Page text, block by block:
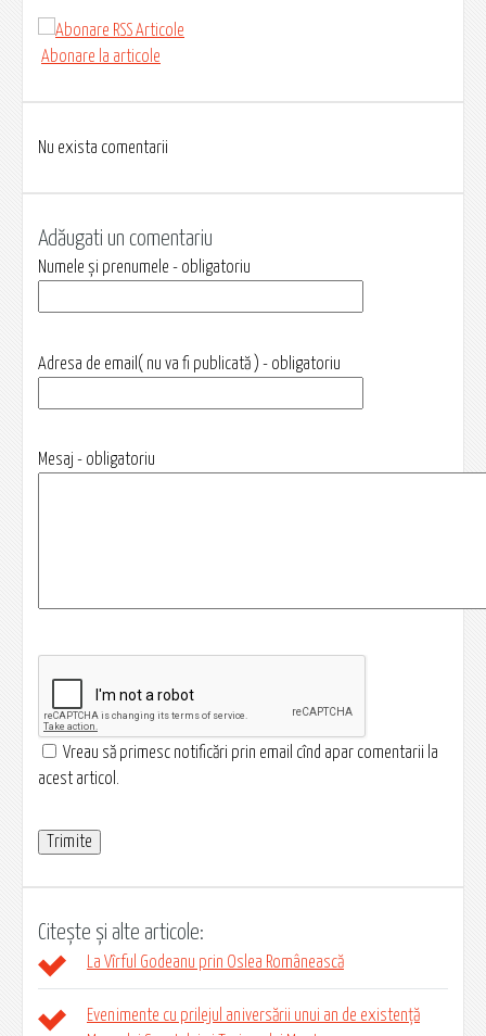
Abonare la articole
Nu exista comentarii
Adăugati un comentariu
Numele și prenumele - obligatoriu
Adresa de email( nu va fi publicată ) - obligatoriu
Mesaj - obligatoriu
Vreau să primesc notificări prin email cînd apar comentarii la
acest articol.
Citește și alte articole:
La Vîrful Godeanu prin Oslea Românească
Evenimente cu prilejul aniversării unui an de existență